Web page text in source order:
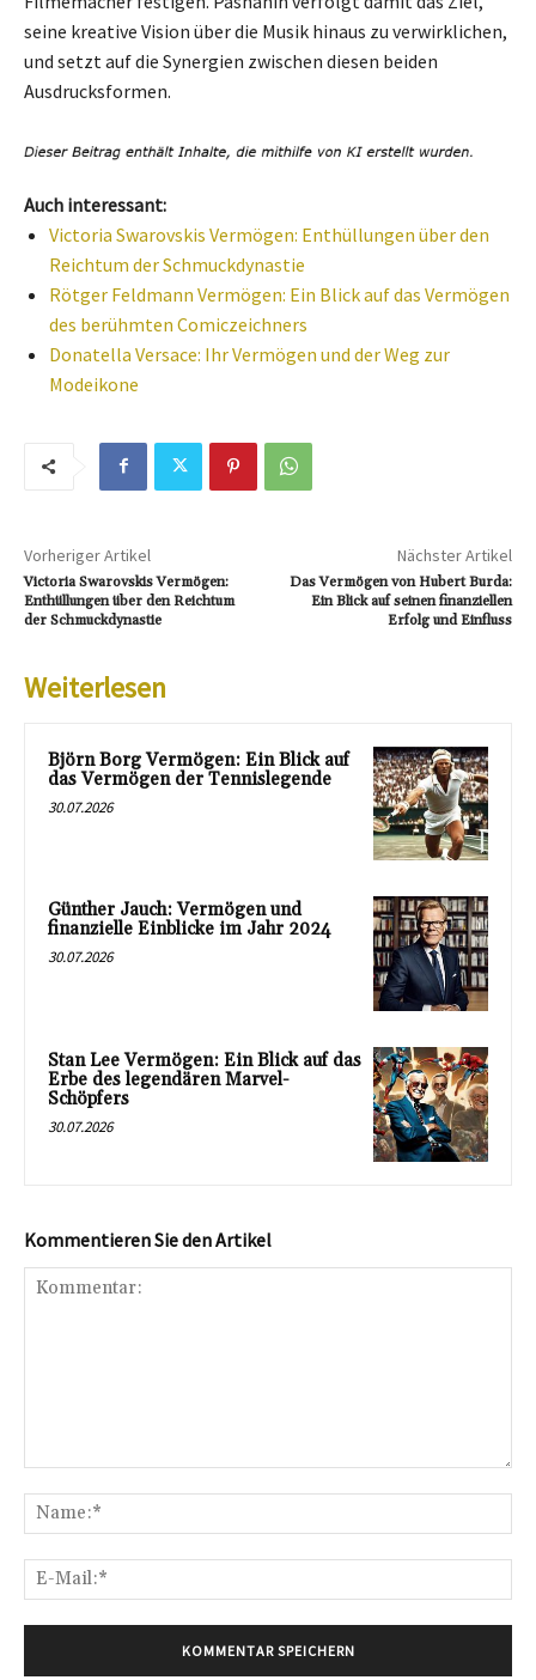
seine kreative Vision über die Musik hinaus zu verwirklichen,
und setzt auf die Synergien zwischen diesen beiden
Ausdrucksformen.
Auch interessant:
Victoria Swarovskis Vermögen: Enthüllungen über den
Reichtum der Schmuckdynastie
Rötger Feldmann Vermögen: Ein Blick auf das Vermögen
des berühmten Comiczeichners
Donatella Versace: Ihr Vermögen und der Weg zur
Modeikone
Vorheriger Artikel
Victoria Swarovskis Vermögen:
Enthüllungen über den Reichtum
der Schmuckdynastie
Nächster Artikel
Das Vermögen von Hubert Burda:
Ein Blick auf seinen finanziellen
Erfolg und Einfluss
Weiterlesen
Björn Borg Vermögen: Ein Blick auf
das Vermögen der Tennislegende
30.07.2026
Günther Jauch: Vermögen und
finanzielle Einblicke im Jahr 2024
30.07.2026
Stan Lee Vermögen: Ein Blick auf das
Erbe des legendären Marvel-
Schöpfers
30.07.2026
Kommentieren Sie den Artikel